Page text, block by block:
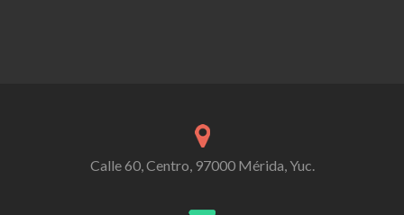
Calle 60, Centro, 97000 Mérida, Yuc.